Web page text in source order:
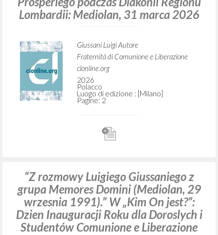
Lombardii: Mediolan, 31 marca 2026
Giussani Luigi Autore
Fraternità di Comunione e Liberazione
clonline.org
2026
Polacco
Luogo di edizione : [Milano]
Pagine: 2
“Z rozmowy Luigiego Giussaniego z
grupa Memores Domini (Mediolan, 29
wrzesnia 1991).” W „Kim On jest?”:
Dzien Inauguracji Roku dla Doroslych i
Studentów Comunione e Liberazione